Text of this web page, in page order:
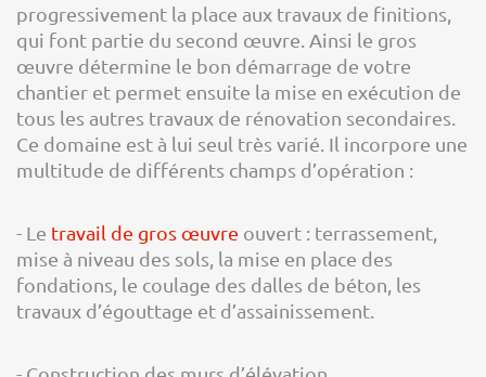
progressivement la place aux travaux de finitions,
qui font partie du second œuvre. Ainsi le gros
œuvre détermine le bon démarrage de votre
chantier et permet ensuite la mise en exécution de
tous les autres travaux de rénovation secondaires.
Ce domaine est à lui seul très varié. Il incorpore une
multitude de différents champs d’opération :
- Le travail de gros œuvre ouvert : terrassement,
mise à niveau des sols, la mise en place des
fondations, le coulage des dalles de béton, les
travaux d’égouttage et d’assainissement.